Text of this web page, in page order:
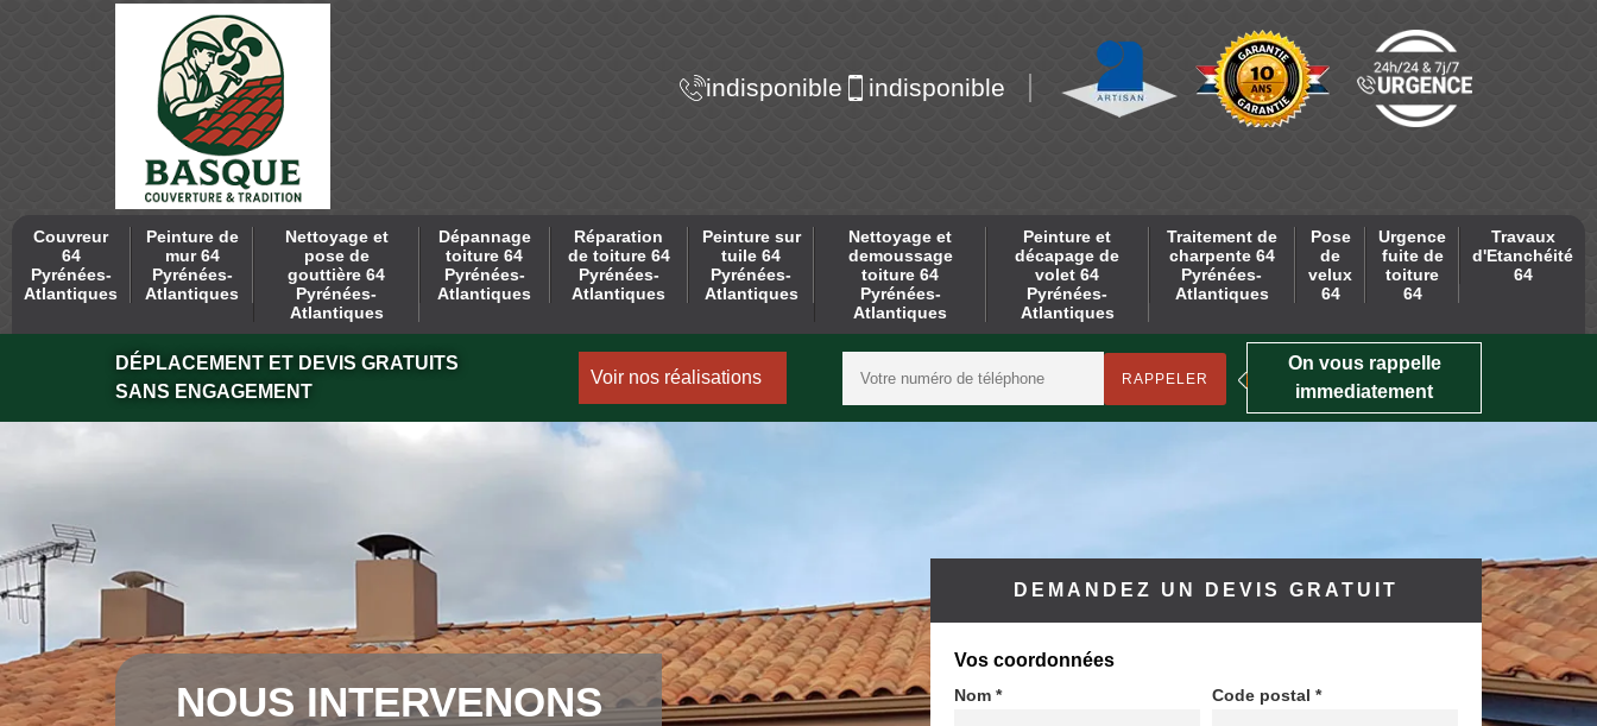
indisponible indisponible
Couvreur
64
Pyrénées-
Atlantiques
Peinture de
mur 64
Pyrénées-
Atlantiques
Nettoyage et
pose de
gouttière 64
Pyrénées-
Atlantiques
Dépannage
toiture 64
Pyrénées-
Atlantiques
Réparation
de toiture 64
Pyrénées-
Atlantiques
Peinture sur
tuile 64
Pyrénées-
Atlantiques
Nettoyage et
demoussage
toiture 64
Pyrénées-
Atlantiques
Peinture et
décapage de
volet 64
Pyrénées-
Atlantiques
Traitement de
charpente 64
Pyrénées-
Atlantiques
Pose
de
velux
64
Urgence
fuite de
toiture
64
Travaux
d'Etanchéité
64
DÉPLACEMENT ET DEVIS GRATUITS
SANS ENGAGEMENT
Voir nos réalisations
On vous rappelle
immediatement
NOUS INTERVENONS
DEMANDEZ UN DEVIS GRATUIT
Vos coordonnées
Nom * Code postal *